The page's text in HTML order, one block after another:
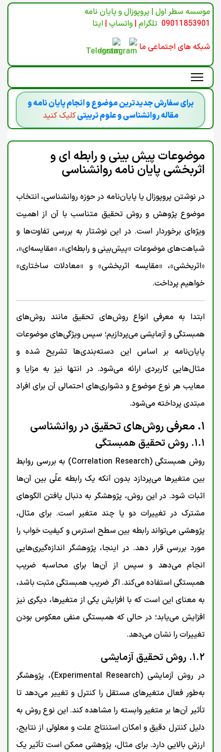
موسسه سطر اول | پروپوزال و پایان نامه
09011853901 تلگرام | واتساپ | ایتا
شبکه های اجتماعی ما
برای سفارش جدیدترین موضوع و انجام پایان نامه و
مقاله روانشناسی و علوم تربیتیکلیک کنید
موضوعات پیش بینی و رابطه ای و
اثربخشی پایان نامه روانشناسی
در نوشتن پروپوزال یا پایان‌نامه در حوزه روانشناسی، انتخاب
موضوع پژوهش و روش تحقیق متناسب با آن از اهمیت
ویژه‌ای برخوردار است. در این نوشتار به بررسی تفاوت‌ها و
شباهت‌های موضوعات «پیش‌بینی و رابطه‌ای»، «مقایسه‌ای»،
«اثربخشی»، «مقایسه اثربخشی» و «معادلات ساختاری»
خواهیم پرداخت.
ابتدا به معرفی انواع روش‌های تحقیق مانند روش‌های
همبستگی و آزمایشی می‌پردازیم؛ سپس ویژگی‌های موضوعات
پایان‌نامه بر اساس این دسته‌بندی‌ها تشریح شده و
مثال‌هایی کاربردی ارائه می‌شود. در انتها نیز به مزایا و
معایب هر نوع موضوع و دشواری‌های احتمالی آن برای افراد
مبتدی پرداخته می‌شود.
۱. معرفی روش‌های تحقیق در روانشناسی
۱.۱. روش تحقیق همبستگی
روش همبستگی (Correlation Research) به بررسی روابط
بین متغیرها می‌پردازد بدون آنکه یک رابطه علّی بین آن‌ها
اثبات شود. در این روش، پژوهشگر به دنبال یافتن الگوهای
مشترک در تغییرات دو یا چند متغیر است. برای مثال،
پژوهشی می‌تواند رابطه بین سطح استرس و کیفیت خواب را
مورد بررسی قرار دهد. در اینجا، پژوهشگر اندازه‌گیری‌هایی
انجام می‌دهد و سپس از آن‌ها برای محاسبه ضریب
همبستگی استفاده می‌کند. اگر ضریب همبستگی مثبت باشد،
به معنای این است که با افزایش یکی از متغیرها، دیگری نیز
افزایش می‌یابد؛ در حالی که همبستگی منفی معکوس بودن
تغییرات را نشان می‌دهد.
۱.۲. روش تحقیق آزمایشی
در روش آزمایشی (Experimental Research)، پژوهشگر
به‌طور فعال متغیرهای مستقل را کنترل و تغییر می‌دهد تا
تأثیر آن‌ها بر متغیر وابسته را مشاهده کند. این نوع روش به
دلیل کنترل دقیق و امکان استنتاج علت و معلولی از نتایج،
ارزش بالایی دارد. برای مثال، پژوهشی ممکن است تأثیر یک